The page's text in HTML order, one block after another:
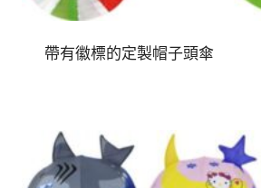
帶有徽標的定製帽子頭傘